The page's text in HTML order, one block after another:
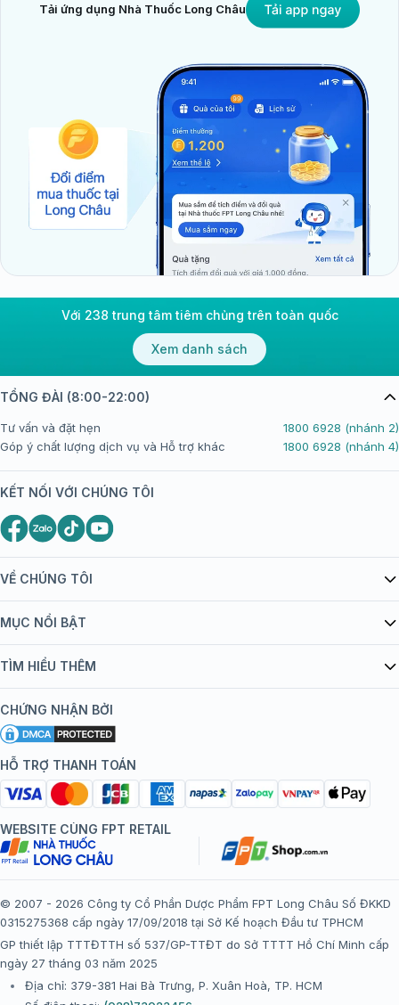
Tải ứng dụng Nhà Thuốc Long Châu
Với 238 trung tâm tiêm chủng trên toàn quốc
Xem danh sách
VỀ CHÚNG TÔI
Giới thiệu Tiêm Chủng FPT Long Châu
bán hàng
Chính sách nội dung
Chính sách bảo mật
Chính sách bảo mật dữ liệu cá nhân
Chính sách thanh toán
Chính sách đổi trả gói, mũi tiêm tại trung tâm tiêm chủng
FPT Long Châu
Thể lệ chương trình “Tích điểm nhận đặc quyền”
MỤC NỔI BẬT
Danh mục vắc xin
Đội ngũ bác sĩ, chuyên gia
Hệ thống trung tâm tiêm chủng
TÌM HIỂU THÊM
Khuyến mãi
Tôi nên tiêm gì?
Tiêm chủng đi nước ngoài
CHỨNG NHẬN BỞI
HỖ TRỢ THANH TOÁN
TỔNG ĐÀI (8:00-22:00)
Tư vấn và đặt hẹn
1800 6928 (nhánh 2)
Góp ý chất lượng dịch vụ và Hỗ trợ khác
1800 6928 (nhánh 4)
KẾT NỐI VỚI CHÚNG TÔI
WEBSITE CÙNG FPT RETAIL
© 2007 - 2026 Công ty Cổ Phần Dược Phẩm FPT Long Châu Số ĐKKD
0315275368 cấp ngày 17/09/2018 tại Sở Kế hoạch Đầu tư TPHCM
GP thiết lập TTTĐTTH số 537/GP-TTĐT do Sở TTTT Hồ Chí Minh cấp
ngày 27 tháng 03 năm 2025
Địa chỉ: 379-381 Hai Bà Trưng, P. Xuân Hoà, TP. HCM